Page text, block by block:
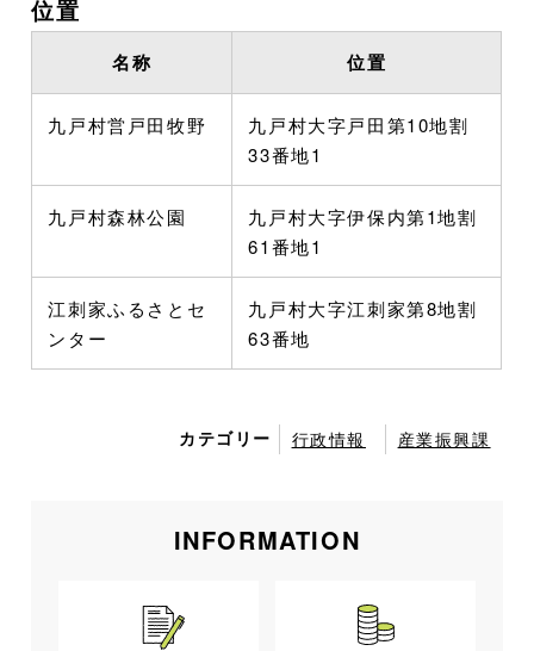
位置
名称 位置
九戸村営戸田牧野
九戸村大字戸田第10地割
33番地1
九戸村森林公園
九戸村大字伊保内第1地割
61番地1
江刺家ふるさとセ
ンター
九戸村大字江刺家第8地割
63番地
カテゴリー 行政情報 産業振興課
INFORMATION